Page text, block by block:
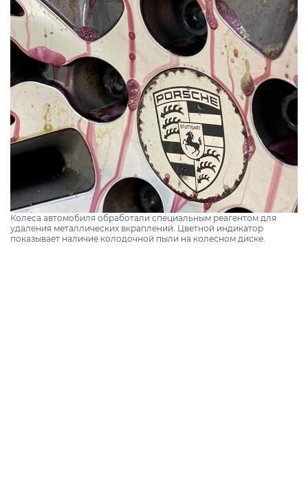
Колеса автомобиля обработали специальным реагентом для
удаления металлических вкраплений. Цветной индикатор
показывает наличие колодочной пыли на колесном диске.